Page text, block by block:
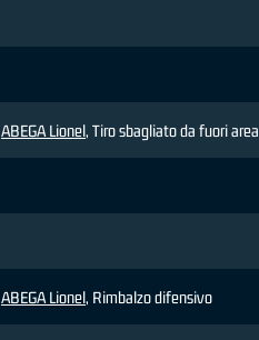
ABEGA Lionel, Tiro sbagliato da fuori area
ABEGA Lionel, Rimbalzo difensivo